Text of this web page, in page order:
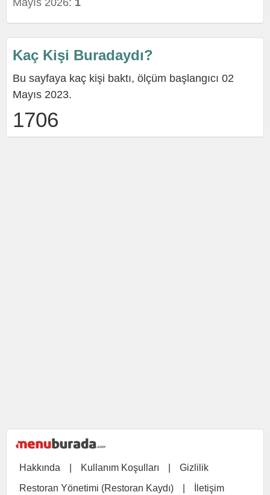
Mayıs 2026: 1
Kaç Kişi Buradaydı?
Bu sayfaya kaç kişi baktı, ölçüm başlangıcı 02
Mayıs 2023.
1706
Hakkında Kullanım Koşulları
Gizlilik
Restoran Yönetimi (Restoran Kaydı)
İletişim